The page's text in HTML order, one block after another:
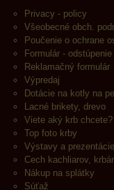
Privacy - policy
Všeobecné obch.
Poučenie o ochrane
Formulár -
Reklamačný formulár
Výpredaj
Dotácie na kotly na
Lacné brikety, drevo
Viete aký krb chcete?
Top foto krby
Výstavy a prezentácie
Cech kachliarov,
Nákup na splátky
Súťaž